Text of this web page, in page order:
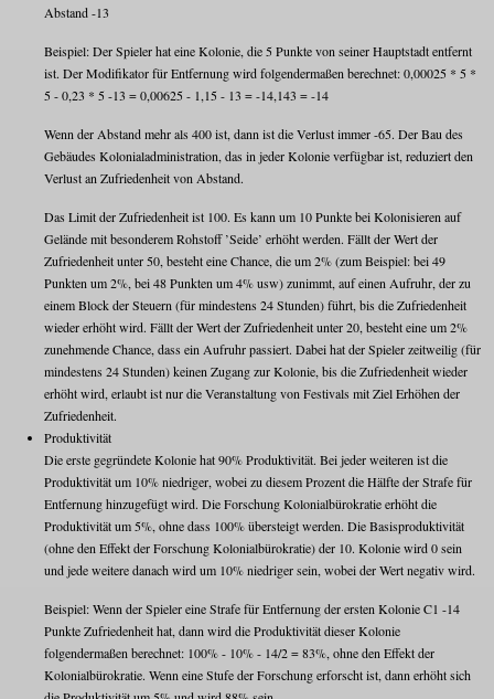
Abstand -13
Beispiel: Der Spieler hat eine Kolonie, die 5 Punkte von seiner Hauptstadt entfernt
ist. Der Modifikator für Entfernung wird folgendermaßen berechnet: 0,00025 * 5 *
5 - 0,23 * 5 -13 = 0,00625 - 1,15 - 13 = -14,143 = -14
Wenn der Abstand mehr als 400 ist, dann ist die Verlust immer -65. Der Bau des
Gebäudes Kolonialadministration, das in jeder Kolonie verfügbar ist, reduziert den
Verlust an Zufriedenheit von Abstand.
Das Limit der Zufriedenheit ist 100. Es kann um 10 Punkte bei Kolonisieren auf
Gelände mit besonderem Rohstoff ’Seide’ erhöht werden. Fällt der Wert der
Zufriedenheit unter 50, besteht eine Chance, die um 2% (zum Beispiel: bei 49
Punkten um 2%, bei 48 Punkten um 4% usw) zunimmt, auf einen Aufruhr, der zu
einem Block der Steuern (für mindestens 24 Stunden) führt, bis die Zufriedenheit
wieder erhöht wird. Fällt der Wert der Zufriedenheit unter 20, besteht eine um 2%
zunehmende Chance, dass ein Aufruhr passiert. Dabei hat der Spieler zeitweilig (für
mindestens 24 Stunden) keinen Zugang zur Kolonie, bis die Zufriedenheit wieder
erhöht wird, erlaubt ist nur die Veranstaltung von Festivals mit Ziel Erhöhen der
Zufriedenheit.
Produktivität
Die erste gegründete Kolonie hat 90% Produktivität. Bei jeder weiteren ist die
Produktivität um 10% niedriger, wobei zu diesem Prozent die Hälfte der Strafe für
Entfernung hinzugefügt wird. Die Forschung Kolonialbürokratie erhöht die
Produktivität um 5%, ohne dass 100% übersteigt werden. Die Basisproduktivität
(ohne den Effekt der Forschung Kolonialbürokratie) der 10. Kolonie wird 0 sein
und jede weitere danach wird um 10% niedriger sein, wobei der Wert negativ wird.
Beispiel: Wenn der Spieler eine Strafe für Entfernung der ersten Kolonie C1 -14
Punkte Zufriedenheit hat, dann wird die Produktivität dieser Kolonie
folgendermaßen berechnet: 100% - 10% - 14/2 = 83%, ohne den Effekt der
Kolonialbürokratie. Wenn eine Stufe der Forschung erforscht ist, dann erhöht sich